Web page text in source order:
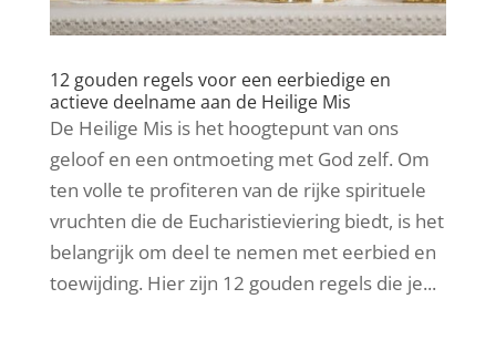
12 gouden regels voor een eerbiedige en
actieve deelname aan de Heilige Mis
De Heilige Mis is het hoogtepunt van ons
geloof en een ontmoeting met God zelf. Om
ten volle te profiteren van de rijke spirituele
vruchten die de Eucharistieviering biedt, is het
belangrijk om deel te nemen met eerbied en
toewijding. Hier zijn 12 gouden regels die je...